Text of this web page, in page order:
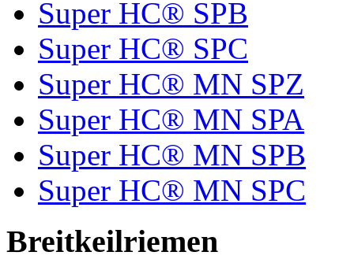
Super HC® SPB
Super HC® SPC
Super HC® MN SPZ
Super HC® MN SPA
Super HC® MN SPB
Super HC® MN SPC
Breitkeilriemen